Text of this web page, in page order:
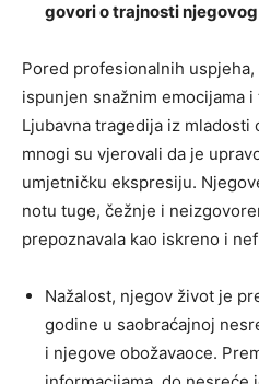
govori o trajnosti
Pored profesionalnih
ispunjen snažnim emocijama
Ljubavna tragedija iz mladosti
mnogi su vjerovali da je
umjetničku ekspresiju.
notu tuge, čežnje i
prepoznavala kao iskreno i
Nažalost, njegov život je
godine u saobraćajnoj
i njegove obožavaoce.